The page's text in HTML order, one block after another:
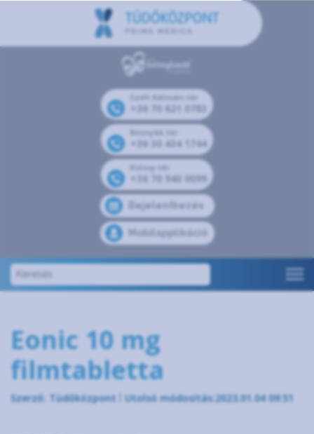
Széll Kálmán tér
+36 70 621 0783
Bosnyák tér
+36 30 434 1744
Kolosy tér
+36 70 940 0099
Bejelentkezés
Mobilapplikáció
Eonic 10 mg
filmtabletta
Szerző: Tüdőközpont Utolsó módosítás:2023.01.04 09:51